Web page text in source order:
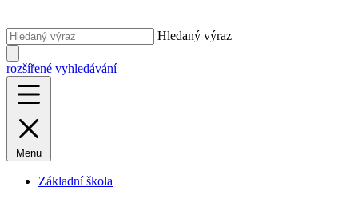
Hledaný výraz
rozšířené vyhledávání
Menu
Základní škola